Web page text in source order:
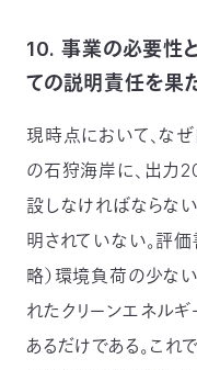
10. 事業の必要性
ての説明責任を果
現時点において、な
の石狩海岸に、出力
設しなければならな
明されていない。評
略）環境負荷の少な
れたクリーンエネルギ
あるだけである。こ